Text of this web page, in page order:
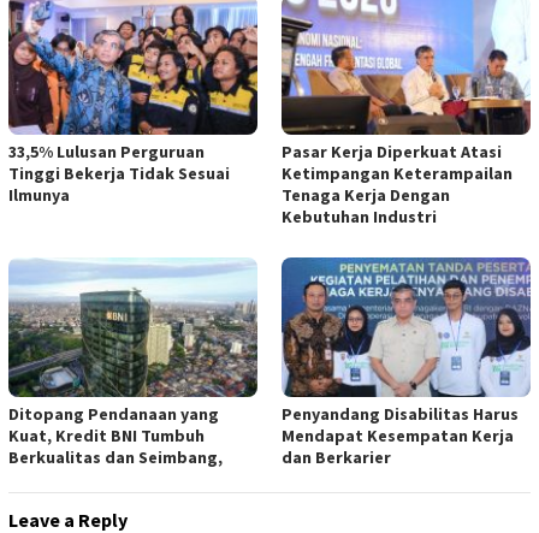
33,5% Lulusan Perguruan
Tinggi Bekerja Tidak Sesuai
Ilmunya
Pasar Kerja Diperkuat Atasi
Ketimpangan Keterampailan
Tenaga Kerja Dengan
Kebutuhan Industri
Ditopang Pendanaan yang
Kuat, Kredit BNI Tumbuh
Berkualitas dan Seimbang,
Penyandang Disabilitas Harus
Mendapat Kesempatan Kerja
dan Berkarier
Leave a Reply